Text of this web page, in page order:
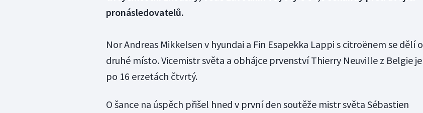
pronásledovatelů.
Nor Andreas Mikkelsen v hyundai a Fin Esapekka Lappi s citroënem se dělí o
druhé místo. Vicemistr světa a obhájce prvenství Thierry Neuville z Belgie je
po 16 erzetách čtvrtý.
O šance na úspěch přišel hned v první den soutěže mistr světa Sébastien